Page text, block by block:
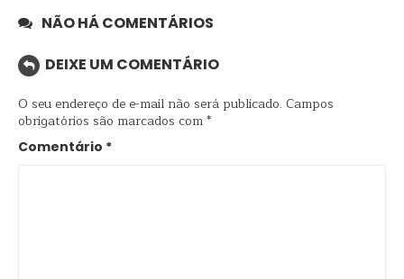
NÃO HÁ COMENTÁRIOS
DEIXE UM COMENTÁRIO
O seu endereço de e-mail não será publicado. Campos
obrigatórios são marcados com*
Comentário *